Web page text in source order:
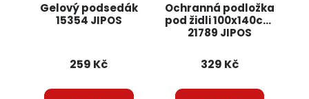
Gelový podsedák
15354 JIPOS
259 Kč
Ochranná podložka
pod židli 100x140cm
21789 JIPOS
329 Kč